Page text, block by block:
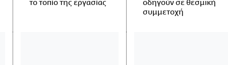
το τοπίο της εργασίας
οδηγούν σε θεσμική
συμμετοχή